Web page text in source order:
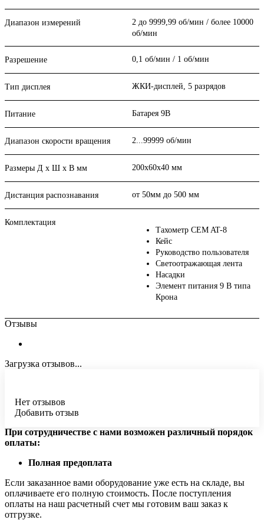
Диапазон измерений
2 до 9999,99 об/мин / более 10000
об/мин
Разрешение 0,1 об/мин / 1 об/мин
Тип дисплея ЖКИ-дисплей, 5 разрядов
Питание Батарея 9В
Диапазон скорости вращения 2...99999 об/мин
Размеры Д x Ш x В мм 200x60x40 мм
Дистанция распознавания от 50мм до 500 мм
Комплектация
Тахометр CEM AT-8
Кейс
Руководство пользователя
Светоотражающая лента
Насадки
Элемент питания 9 В типа
Крона
Отзывы
Загрузка отзывов...
Нет отзывов
Добавить отзыв
При сотрудничестве с нами возможен различный порядок
оплаты:
Полная предоплата
Если заказанное вами оборудование уже есть на складе, вы
оплачиваете его полную стоимость. После поступления
оплаты на наш расчетный счет мы готовим ваш заказ к
отгрузке.